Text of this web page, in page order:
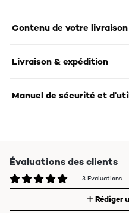
Contenu de votre livraison
Livraison & expédition
Manuel de sécurité et
Évaluations des clients
3 Evaluations
Rédiger